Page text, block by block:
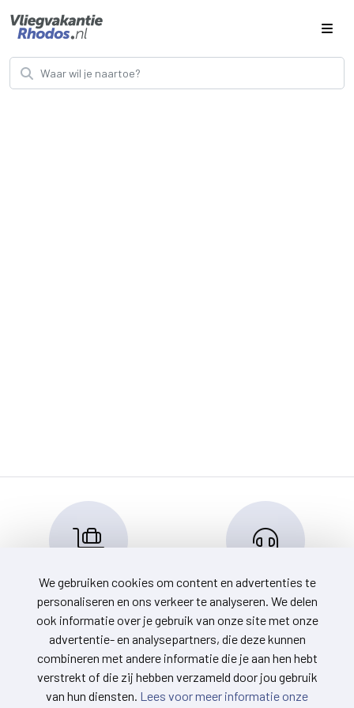
Reserveren en info
info@travelnoord.nl
Klantenservice
088-0580500
We gebruiken cookies om content en advertenties te
personaliseren en ons verkeer te analyseren. We delen
ook informatie over je gebruik van onze site met onze
advertentie- en analysepartners, die deze kunnen
combineren met andere informatie die je aan hen hebt
verstrekt of die zij hebben verzameld door jou gebruik
van hun diensten. Lees voor meer informatie onze